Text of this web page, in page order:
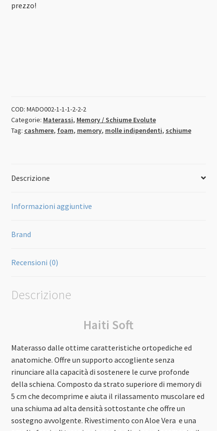
prezzo!
COD: MADO002-1-1-1-2-2-2
Categorie: Materassi, Memory / Schiume Evolute
Tag: cashmere, foam, memory, molle indipendenti, schiume
Descrizione
Informazioni aggiuntive
Brand
Recensioni (0)
Descrizione
Haiti Soft
Materasso dalle ottime caratteristiche ortopediche ed
anatomiche. Offre un supporto accogliente senza
rinunciare alla capacità di sostenere le curve profonde
della schiena. Composto da strato superiore di memory di
5 cm che decomprime e aiuta il rilassamento muscolare ed
una schiuma ad alta densità sottostante che offre un
sostegno avvolgente. Rivestimento con Aloe Vera e una